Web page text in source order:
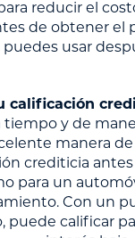
reducir el
de obtener el
puedes usar
calificación
tiempo y de
manera
crediticia
para un
Con un
puede calificar